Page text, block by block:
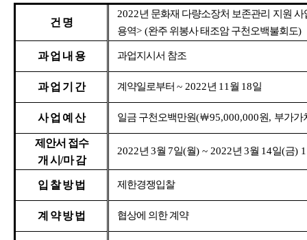
건 명
2022년 문화재 다량소장처 보존관리 지원
용역> (완주 위봉사 태조암 구천오백불회도)
과 업 내 용 과업지시서 참조
과 업 기 간 계약일로부터 ~ 2022년 11 월 18일
사 업 예 산 일금 구천오백만원(￦95,000,000원, 부가가
제안서 접수
개 시 /마 감
2022년 3월 7일(월) ~ 2022년 3월 14일(금)
입 찰 방 법 제한경쟁입찰
계 약 방 법 협상에 의한 계약